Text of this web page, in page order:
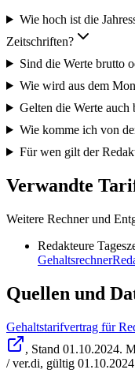
Wie hoch ist die
Zeitschriften?
Sind die Werte brutto
Wie wird aus dem
Gelten die Werte auch
Wie komme ich von
Für wen gilt der
Verwandte
Weitere Rechner und
Redakteure
Gehaltsrechner
Quellen und
Gehaltstarifvertrag für
, Stand 01.10.2024.
/ ver.di, gültig